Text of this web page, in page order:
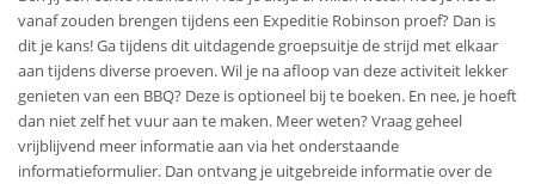
vanaf zouden brengen tijdens een Expeditie Robinson proef? Dan is
dit je kans! Ga tijdens dit uitdagende groepsuitje de strijd met elkaar
aan tijdens diverse proeven. Wil je na afloop van deze activiteit lekker
genieten van een BBQ? Deze is optioneel bij te boeken. En nee, je hoeft
dan niet zelf het vuur aan te maken. Meer weten? Vraag geheel
vrijblijvend meer informatie aan via het onderstaande
informatieformulier. Dan ontvang je uitgebreide informatie over de